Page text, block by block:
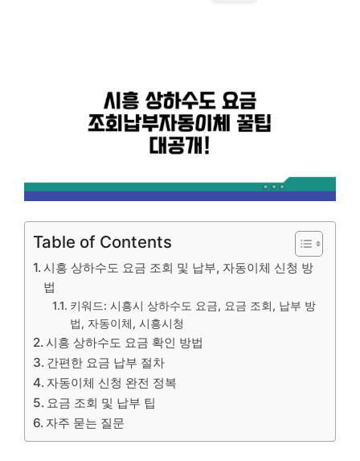
Table of Contents
시흥 상하수도 요금 조회 및 납부, 자동이체 신청 방
법
키워드: 시흥시 상하수도 요금, 요금 조회, 납부 방
법, 자동이체, 시흥시청
시흥 상하수도 요금 확인 방법
간편한 요금 납부 절차
자동이체 신청 완전 정복
요금 조회 및 납부 팁
자주 묻는 질문